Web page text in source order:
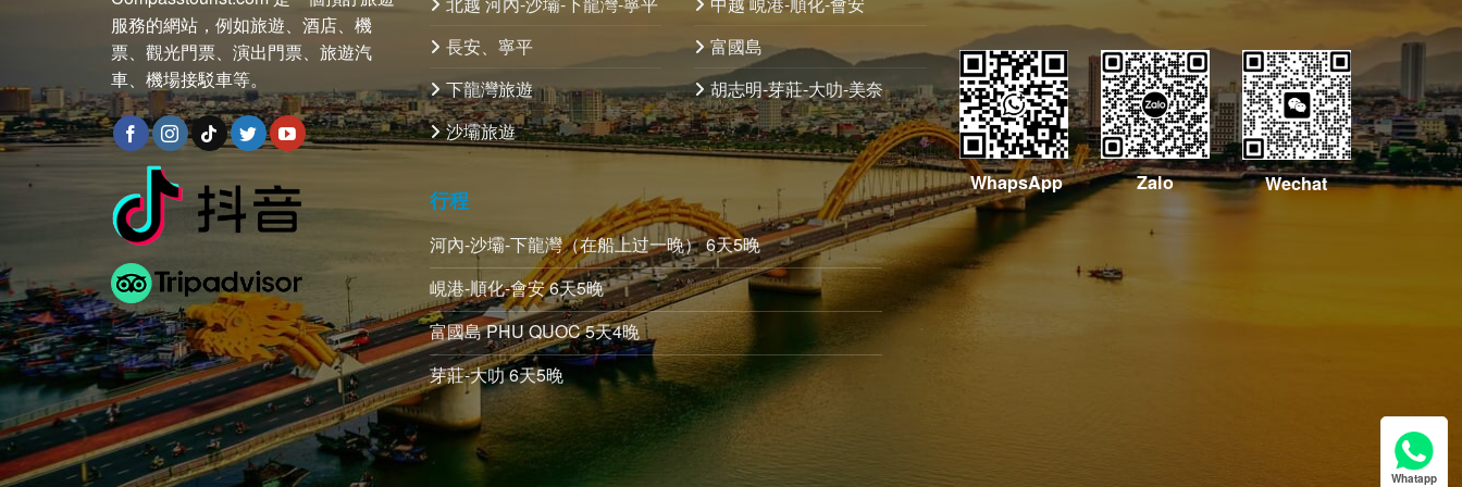
服務的網站，例如旅遊、酒店、機
票、觀光門票、演出門票、旅遊汽
車、機場接駁車等。
長安、寧平
下龍灣旅遊
沙壩旅遊
富國島
胡志明-芽莊-大叻-美奈
行程
河內-沙壩-下龍灣（在船上过一晚） 6天5晚
峴港-順化-會安 6天5晚
富國島 PHU QUOC 5天4晚
芽莊-大叻 6天5晚
WhapsApp Zalo Wechat
Whatapp